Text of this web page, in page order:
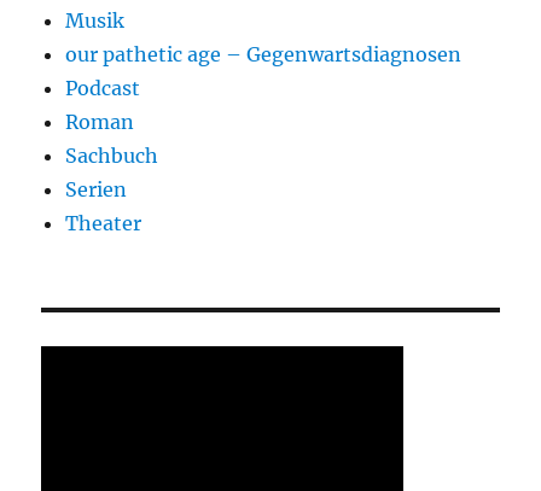
Musik
our pathetic age – Gegenwartsdiagnosen
Podcast
Roman
Sachbuch
Serien
Theater